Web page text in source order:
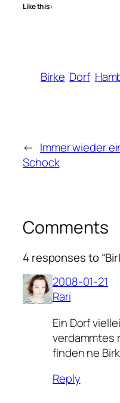
Like this:
Birke Dorf
← Immer wieder
Schock
Comments
4 responses to
2008-01-21
Rari
Ein Dorf
verdammtes
finden ne
Reply